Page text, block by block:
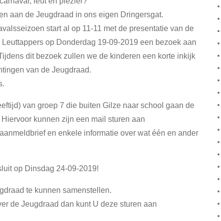
aan de Jeugdraad in ons eigen Dringersgat.
start al op 11-11 met de presentatie van de
op Donderdag 19-09-2019 een bezoek aan
dit bezoek zullen we de kinderen een korte inkijk
van de Jeugdraad.
van groep 7 die buiten Gilze naar school gaan de
kunnen zijn een mail sturen aan
en enkele informatie over wat één en ander
op Dinsdag 24-09-2019!
te kunnen samenstellen.
de Jeugdraad dan kunt U deze sturen aan